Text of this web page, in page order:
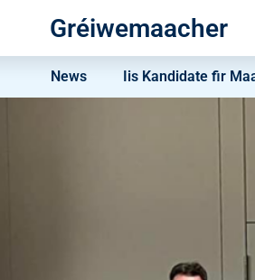
Gréiwemaacher
News Iis Kandidate fir